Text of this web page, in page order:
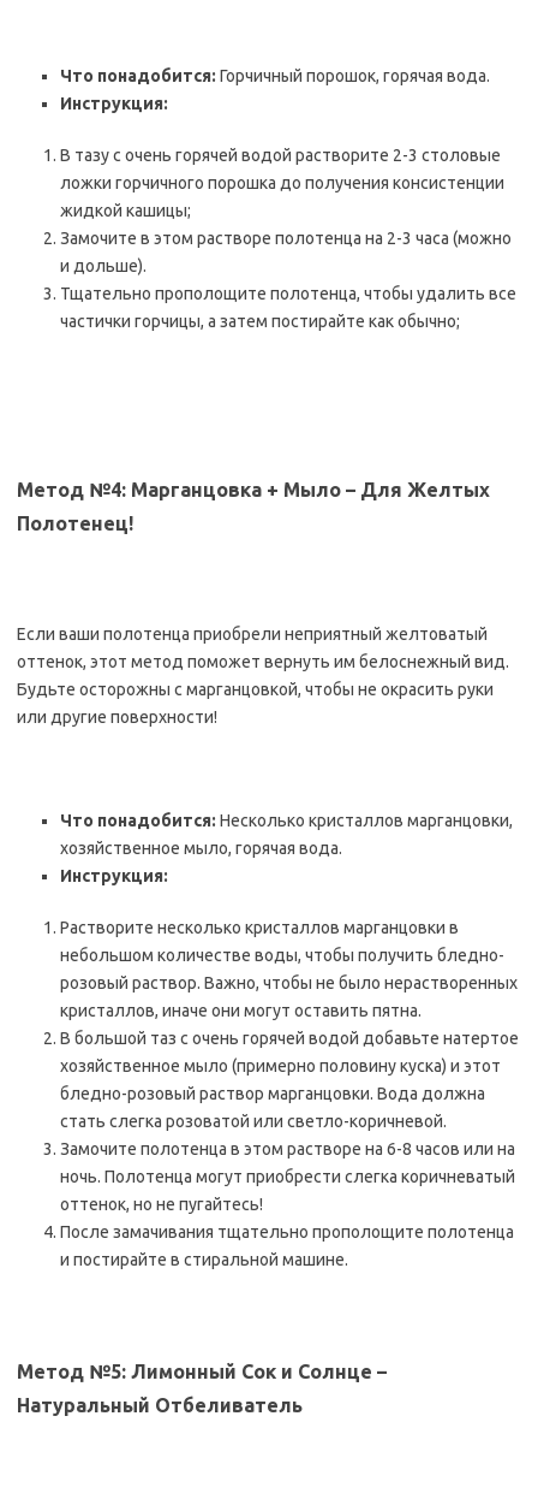
Что понадобится: Горчичный порошок, горячая вода.
Инструкция:
В тазу с очень горячей водой растворите 2-3 столовые
ложки горчичного порошка до получения консистенции
жидкой кашицы;
Замочите в этом растворе полотенца на 2-3 часа (можно
и дольше).
Тщательно прополощите полотенца, чтобы удалить все
частички горчицы, а затем постирайте как обычно;
Метод №4: Марганцовка + Мыло – Для Желтых
Полотенец!
Если ваши полотенца приобрели неприятный желтоватый
оттенок, этот метод поможет вернуть им белоснежный вид.
Будьте осторожны с марганцовкой, чтобы не окрасить руки
или другие поверхности!
Что понадобится: Несколько кристаллов марганцовки,
хозяйственное мыло, горячая вода.
Инструкция:
Растворите несколько кристаллов марганцовки в
небольшом количестве воды, чтобы получить бледно-
розовый раствор. Важно, чтобы не было нерастворенных
кристаллов, иначе они могут оставить пятна.
В большой таз с очень горячей водой добавьте натертое
хозяйственное мыло (примерно половину куска) и этот
бледно-розовый раствор марганцовки. Вода должна
стать слегка розоватой или светло-коричневой.
Замочите полотенца в этом растворе на 6-8 часов или на
ночь. Полотенца могут приобрести слегка коричневатый
оттенок, но не пугайтесь!
После замачивания тщательно прополощите полотенца
и постирайте в стиральной машине.
Метод №5: Лимонный Сок и Солнце –
Натуральный Отбеливатель